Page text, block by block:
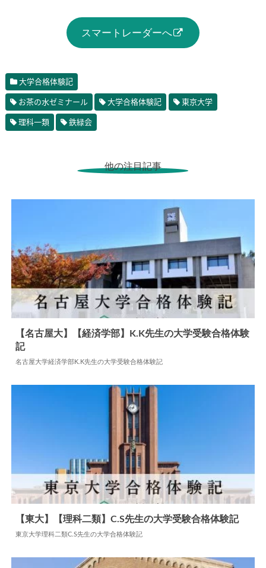
スマートレーダーへ
大学合格体験記
お茶の水ゼミナール 大学合格体験記 東京大学
理科一類 鉄緑会
他の注目記事
大学合格体験記
【名古屋大】【経済学部】K.K先生の大学受験合格体験
記
名古屋大学経済学部K.K先生の大学受験合格体験記
【東大】【理科二類】C.S先生の大学受験合格体験記
東京大学理科二類C.S先生の大学合格体験記